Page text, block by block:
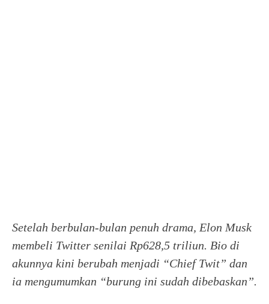
Setelah berbulan-bulan penuh drama, Elon Musk
membeli Twitter senilai Rp628,5 triliun. Bio di
akunnya kini berubah menjadi “Chief Twit” dan
ia mengumumkan “burung ini sudah dibebaskan”.